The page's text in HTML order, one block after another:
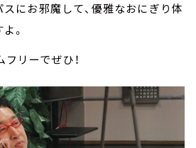
にお邪魔して、優雅なおにぎり体
。
リーでぜひ！